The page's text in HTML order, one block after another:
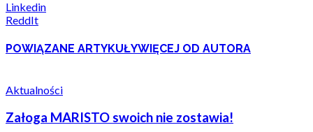
Linkedin
ReddIt
POWIĄZANE ARTYKUŁYWIĘCEJ OD AUTORA
Aktualności
Załoga MARISTO swoich nie zostawia!